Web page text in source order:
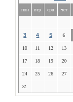
пон втр срд чет
3 4 5 6
10 11 12 13
17 18 19 20
24 25 26 27
31